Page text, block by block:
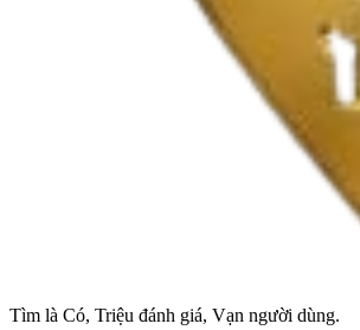
Tìm là Có, Triệu đánh giá, Vạn người dùng.